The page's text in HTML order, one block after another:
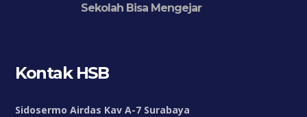
Sekolah Bisa Mengejar
Kontak HSB
Sidosermo Airdas Kav A-7 Surabaya